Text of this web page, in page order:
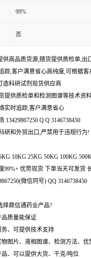
99%
否
供高品质货源,随货提供质检单,出
踪,客户满意省心高纯度,可根据
造科研试剂现货供应商
提供质检单和检测图谱等技术资
实时追踪,客户满意省心
13429867250 Q Q 3146738450
研和外贸出口,严禁用于违规行为!
10KG 25KG 50KG 100KG
99%+ 优势现货 下单当天可发货
微信同号) QQ 3146738450
择鼎信通药业产品?
质量能保证
、可提供技术支持
图片、液相图谱、检测方法、优
、可以提供大货、千克/吨位